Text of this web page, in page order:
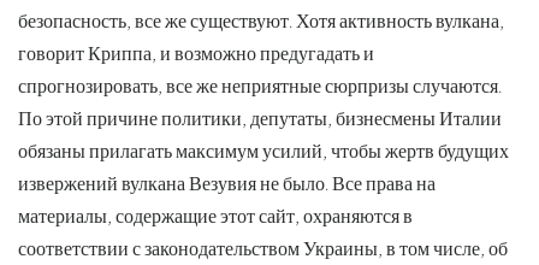
безопасность, все же существуют. Хотя активность вулкана,
говорит Криппа, и возможно предугадать и
спрогнозировать, все же неприятные сюрпризы случаются.
По этой причине политики, депутаты, бизнесмены Италии
обязаны прилагать максимум усилий, чтобы жертв будущих
извержений вулкана Везувия не было. Все права на
материалы, содержащие этот сайт, охраняются в
соответствии с законодательством Украины, в том числе, об